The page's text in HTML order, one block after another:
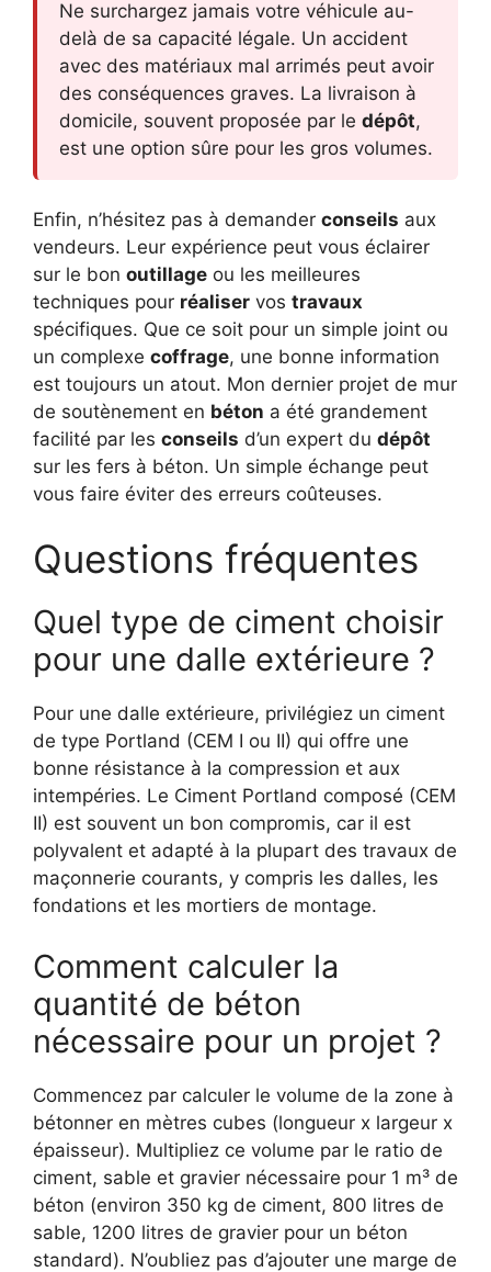
Ne surchargez jamais votre véhicule au-
delà de sa capacité légale. Un accident
avec des matériaux mal arrimés peut avoir
des conséquences graves. La livraison à
domicile, souvent proposée par le dépôt,
est une option sûre pour les gros volumes.
Enfin, n’hésitez pas à demander conseils aux
vendeurs. Leur expérience peut vous éclairer
sur le bon outillage ou les meilleures
techniques pour réaliser vos travaux
spécifiques. Que ce soit pour un simple joint ou
un complexe coffrage, une bonne information
est toujours un atout. Mon dernier projet de mur
de soutènement en béton a été grandement
facilité par les conseils d’un expert du dépôt
sur les fers à béton. Un simple échange peut
vous faire éviter des erreurs coûteuses.
Questions fréquentes
Quel type de ciment choisir
pour une dalle extérieure ?
Pour une dalle extérieure, privilégiez un ciment
de type Portland (CEM I ou II) qui offre une
bonne résistance à la compression et aux
intempéries. Le Ciment Portland composé (CEM
II) est souvent un bon compromis, car il est
polyvalent et adapté à la plupart des travaux de
maçonnerie courants, y compris les dalles, les
fondations et les mortiers de montage.
Comment calculer la
quantité de béton
nécessaire pour un projet ?
Commencez par calculer le volume de la zone à
bétonner en mètres cubes (longueur x largeur x
épaisseur). Multipliez ce volume par le ratio de
ciment, sable et gravier nécessaire pour 1 m³ de
béton (environ 350 kg de ciment, 800 litres de
sable, 1200 litres de gravier pour un béton
standard). N’oubliez pas d’ajouter une marge de